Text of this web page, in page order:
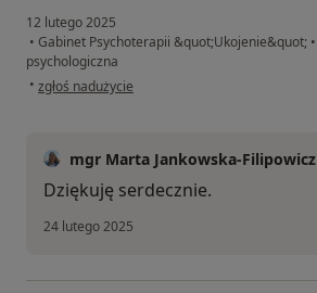
12 lutego 2025
• Gabinet Psychoterapii &quot;Ukojenie&quot; •
psychologiczna
• w opinii użytkownika Karolina
zgłoś nadużycie
mgr Marta Jankowska-Filipowicz
Dziękuję serdecznie.
24 lutego 2025